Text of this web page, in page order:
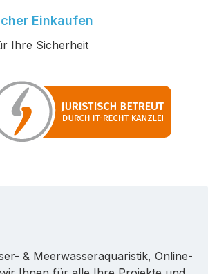
Einkaufen
Ihre Sicherheit
& Meerwasseraquaristik, Online-